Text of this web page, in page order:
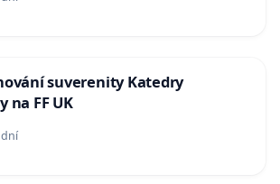
suverenity Katedry
na FF UK